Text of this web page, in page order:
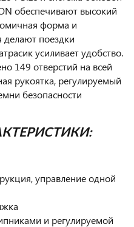
обеспечивают высокий
форма и
делают поездки
усиливает удобство.
149 отверстий на всей
рукоятка, регулируемый
безопасности
управление одной
и регулируемой